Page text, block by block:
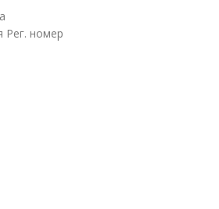
Рег. номер